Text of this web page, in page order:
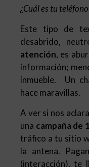
¿Cuál es tu
Este tipo de
desabrido,
atención, es
información;
inmueble. Un
hace maravillas.
A ver si nos
una campaña de
tráfico a tu sitio
la antena.
(interacción), te